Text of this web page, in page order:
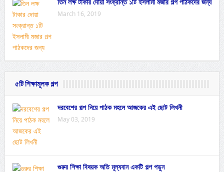
March 16, 2019
৫টি শিক্ষামূলক গল্প
দরবেশের গল্প নিয়ে পাঠক মহলে আজকের এই ছোট লিখনী
May 03, 2019
গুরুর শিক্ষা বিষয়ক অতি মূল্যবান একটি গল্প পড়ুন